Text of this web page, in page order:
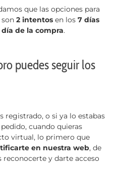
que las opciones para
2 intentos en los 7 días
de la compra.
puedes seguir los
registrado, o si ya lo estabas
cuando quieras
virtual, lo primero que
en nuestra web, de
y darte acceso